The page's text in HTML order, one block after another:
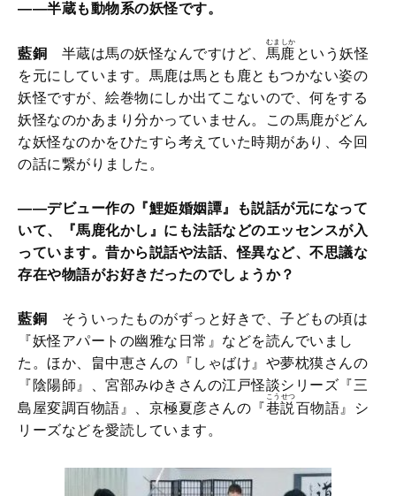
――半蔵も動物系の妖怪です。
藍銅 半蔵は馬の妖怪なんですけど、 馬鹿
むましか
という妖怪
を元にしています。馬鹿は馬とも鹿ともつかない姿の
妖怪ですが、絵巻物にしか出てこないので、何をする
妖怪なのかあまり分かっていません。この馬鹿がどん
な妖怪なのかをひたすら考えていた時期があり、今回
の話に繋がりました。
――デビュー作の『鯉姫婚姻譚』も説話が元になって
いて、『馬鹿化かし』にも法話などのエッセンスが入
っています。昔から説話や法話、怪異など、不思議な
存在や物語がお好きだったのでしょうか？
藍銅
そういったものがずっと好きで、子どもの頃は
『妖怪アパートの幽雅な日常』などを読んでいまし
た。ほか、畠中恵さんの『しゃばけ』や夢枕獏さんの
『陰陽師』、宮部みゆきさんの江戸怪談シリーズ『三
島屋変調百物語』、京極夏彦さんの『巷説
こうせつ
百物語』シ
リーズなどを愛読しています。